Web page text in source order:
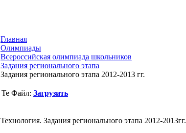
Главная
Олимпиады
Всероссийская олимпиада школьников
Задания регионального этапа
Задания регионального этапа 2012-2013 гг.
Файл: Загрузить
Технология. Задания регионального этапа 2012-2013гг.